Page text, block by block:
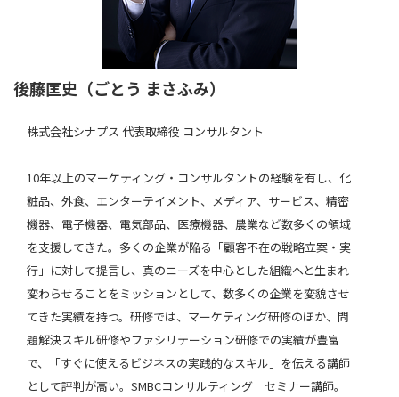
後藤匡史（ごとう まさふみ）
株式会社シナプス 代表取締役 コンサルタント
10年以上のマーケティング・コンサルタントの経験を有し、化
粧品、外食、エンターテイメント、メディア、サービス、精密
機器、電子機器、電気部品、医療機器、農業など数多くの領域
を支援してきた。多くの企業が陥る「顧客不在の戦略立案・実
行」に対して提言し、真のニーズを中心とした組織へと生まれ
変わらせることをミッションとして、数多くの企業を変貌させ
てきた実績を持つ。研修では、マーケティング研修のほか、問
題解決スキル研修やファシリテーション研修での実績が豊富
で、「すぐに使えるビジネスの実践的なスキル」を伝える講師
として評判が高い。SMBCコンサルティング セミナー講師。